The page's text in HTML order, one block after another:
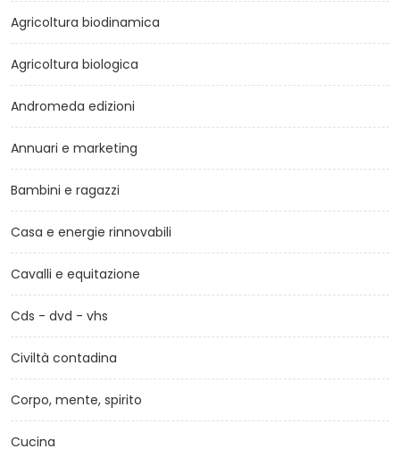
Agricoltura biodinamica
Agricoltura biologica
Andromeda edizioni
Annuari e marketing
Bambini e ragazzi
Casa e energie rinnovabili
Cavalli e equitazione
Cds - dvd - vhs
Civiltà contadina
Corpo, mente, spirito
Cucina